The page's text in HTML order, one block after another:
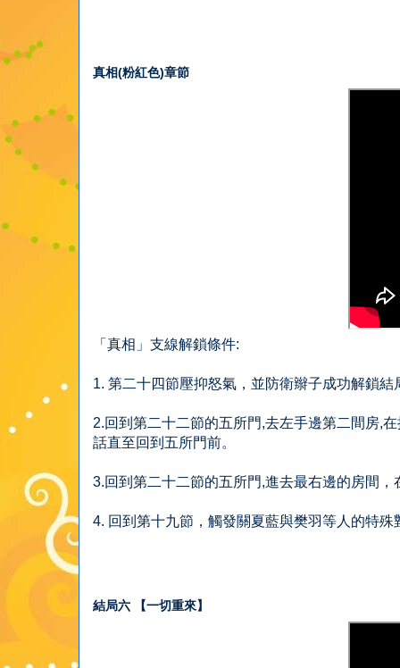
真相(粉紅色)章節
「真相」支線解鎖條件:
1. 第二十四節壓抑怒氣，並防衛辮子成功解鎖
2.回到第二十二節的五所門,去左手邊第二間房,
話直至回到五所門前。
3.回到第二十二節的五所門,進去最右邊的房間
4. 回到第十九節，觸發關夏藍與樊羽等人的特殊
結局六 【一切重來】